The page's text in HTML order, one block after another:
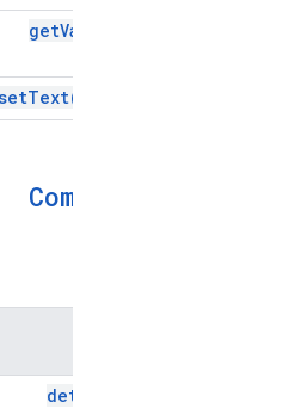
getValue(
Text(
Comment
detach(